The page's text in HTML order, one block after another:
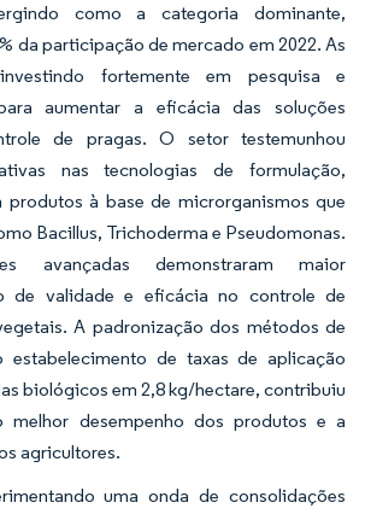
como a categoria dominante,
da participação de mercado em 2022. As
fortemente em pesquisa e
aumentar a eficácia das soluções
de pragas. O setor testemunhou
nas tecnologias de formulação,
produtos à base de microrganismos que
Bacillus, Trichoderma e Pseudomonas.
avançadas demonstraram maior
de validade e eficácia no controle de
A padronização dos métodos de
estabelecimento de taxas de aplicação
biológicos em 2,8 kg/hectare, contribuiu
melhor desempenho dos produtos e a
agricultores.
uma onda de consolidações